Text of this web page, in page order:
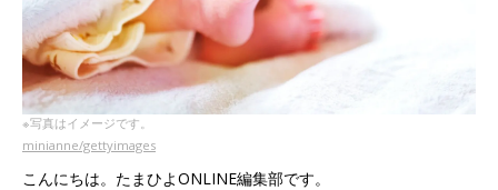
※写真はイメージです。
minianne/gettyimages
こんにちは。たまひよONLINE編集部です。